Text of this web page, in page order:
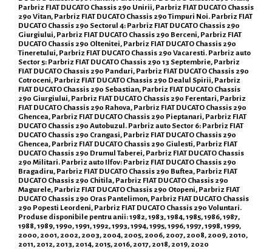
Parbriz FIAT DUCATO Chassis 290 Unirii, Parbriz FIAT DUCATO Chassis
290 Vitan, Parbriz FIAT DUCATO Chassis 290 Timpuri Noi. Parbriz FIAT
DUCATO Chassis 290 Sectorul 4: Parbriz FIAT DUCATO Chassis 290
Giurgiului, Parbriz FIAT DUCATO Chassis 290 Berceni, Parbriz FIAT
DUCATO Chassis 290 Oltenitei, Parbriz FIAT DUCATO Chassis 290
Tineretului, Parbriz FIAT DUCATO Chassis 290 Vacaresti. Parbriz auto
Sector 5: Parbriz FIAT DUCATO Chassis 290 13 Septembrie, Parbriz
FIAT DUCATO Chassis 290 Panduri, Parbriz FIAT DUCATO Chassis 290
Cotroceni, Parbriz FIAT DUCATO Chassis 290 Dealul Spirii, Parbriz
FIAT DUCATO Chassis 290 Sebastian, Parbriz FIAT DUCATO Chassis
290 Giurgiului, Parbriz FIAT DUCATO Chassis 290 Ferentari, Parbriz
FIAT DUCATO Chassis 290 Rahova, Parbriz FIAT DUCATO Chassis 290
Ghencea, Parbriz FIAT DUCATO Chassis 290 Pieptanari, Parbriz FIAT
DUCATO Chassis 290 Autobuzul. Parbriz auto Sector 6: Parbriz FIAT
DUCATO Chassis 290 Crangasi, Parbriz FIAT DUCATO Chassis 290
Ghencea, Parbriz FIAT DUCATO Chassis 290 Giulesti, Parbriz FIAT
DUCATO Chassis 290 Drumul Taberei, Parbriz FIAT DUCATO Chassis
290 Militari. Parbriz auto Ilfov: Parbriz FIAT DUCATO Chassis 290
Bragadiru, Parbriz FIAT DUCATO Chassis 290 Buftea, Parbriz FIAT
DUCATO Chassis 290 Chitila, Parbriz FIAT DUCATO Chassis 290
Magurele, Parbriz FIAT DUCATO Chassis 290 Otopeni, Parbriz FIAT
DUCATO Chassis 290 Oras Pantelimon, Parbriz FIAT DUCATO Chassis
290 Popesti Leordeni, Parbriz FIAT DUCATO Chassis 290 Voluntari.
Produse disponibile pentru anii: 1982, 1983, 1984, 1985, 1986, 1987,
1988, 1989, 1990, 1991, 1992, 1993, 1994, 1995, 1996, 1997, 1998, 1999,
2000, 2001, 2002, 2003, 2004, 2005, 2006, 2007, 2008, 2009, 2010,
2011, 2012, 2013, 2014, 2015, 2016, 2017, 2018, 2019, 2020